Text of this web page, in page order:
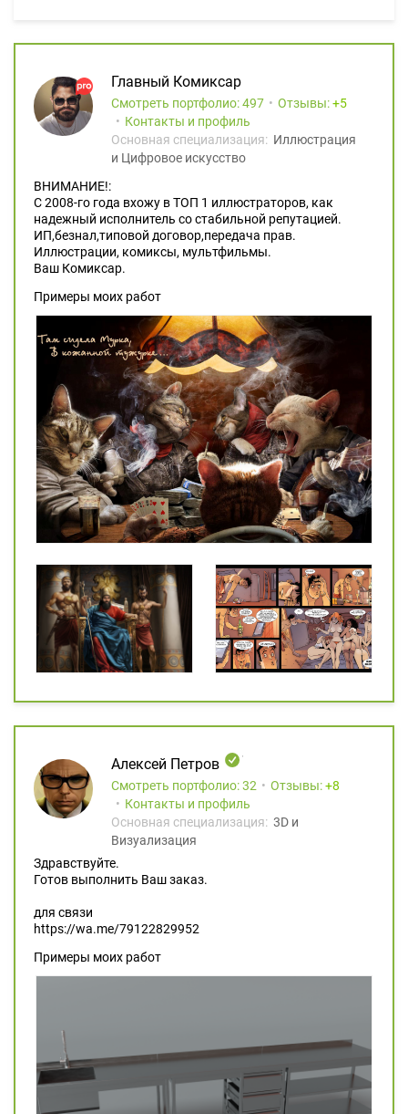
Главный Комиксар
Смотреть портфолио: 497 Отзывы:
5
Контакты и профиль
Основная специализация: Иллюстрация
и Цифровое искусство
ВНИМАНИЕ!:
С 2008-го года вхожу в ТОП 1 иллюстраторов, как
надежный исполнитель со стабильной репутацией.
ИП,безнал,типовой договор,передача прав.
Иллюстрации, комиксы, мультфильмы.
Ваш Комиксар.
Примеры моих работ
Алексей Петров
Смотреть портфолио: 32 Отзывы:
8
Контакты и профиль
Основная специализация: 3D и
Визуализация
Здравствуйте.
Готов выполнить Ваш заказ.
для связи
https://wa.me/79122829952
Примеры моих работ